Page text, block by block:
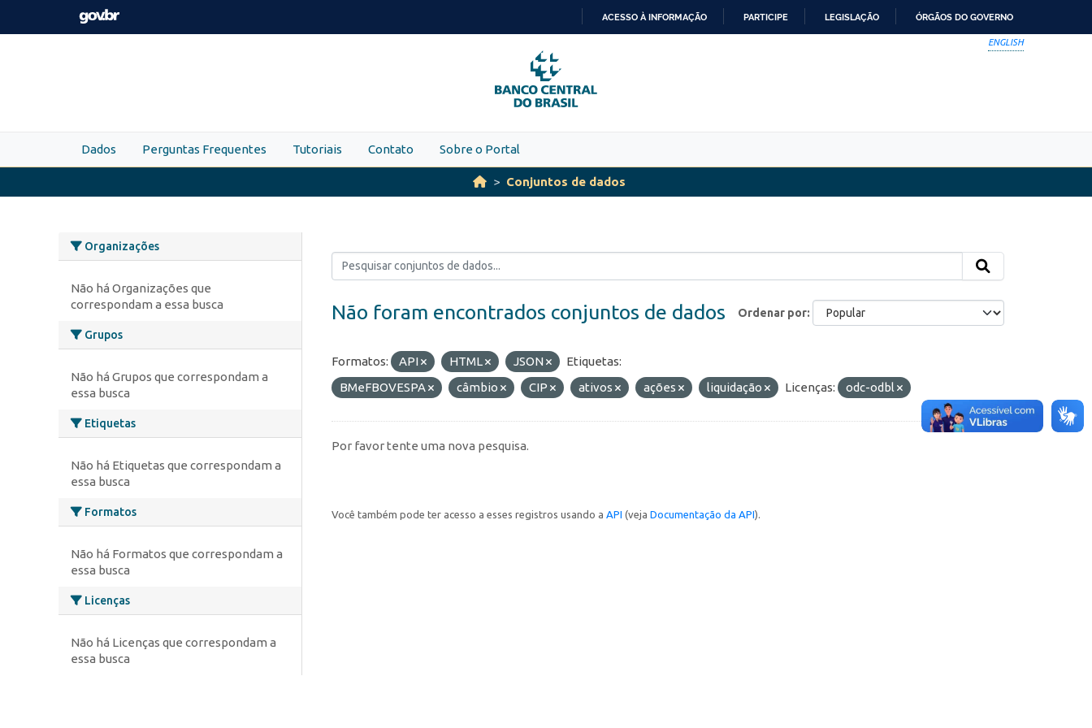
Skip to main content
PARA
O
CONTEÚDO
ACESSO À INFORMAÇÃO PARTICIPE LEGISLAÇÃO ÓRGÃOS DO GOVERNO
ENGLISH
Dados Perguntas Frequentes Tutoriais Contato Sobre o Portal
Conjuntos de dados
Organizações
Não há Organizações que
correspondam a essa busca
Grupos
Não há Grupos que correspondam a
essa busca
Etiquetas
Não há Etiquetas que correspondam a
essa busca
Formatos
Não há Formatos que correspondam a
essa busca
Licenças
Não há Licenças que correspondam a
essa busca
Ordenar por
Não foram encontrados conjuntos de dados
Formatos: API HTML JSON
Etiquetas:
BMeFBOVESPA
câmbio CIP ativos ações liquidação Licenças: odc-odbl
Por favor tente uma nova pesquisa.
Você também pode ter acesso a esses registros usando a API (veja Documentação da API).